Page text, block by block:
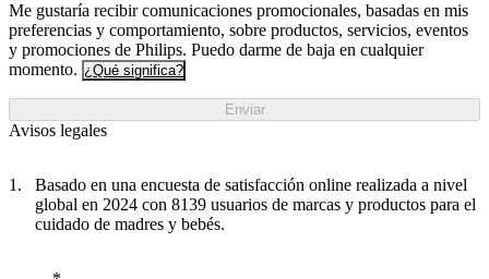
Me gustaría recibir comunicaciones promocionales, basadas en mis
preferencias y comportamiento, sobre productos, servicios, eventos
y promociones de Philips. Puedo darme de baja en cualquier
momento. ¿Qué significa?
Enviar
Avisos legales
Basado en una encuesta de satisfacción online realizada a nivel
global en 2024 con 8139 usuarios de marcas y productos para el
cuidado de madres y bebés.